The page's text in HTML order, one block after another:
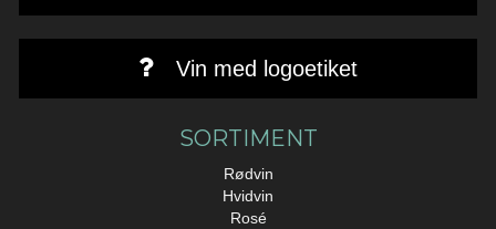
Vin med logoetiket
SORTIMENT
Rødvin
Hvidvin
Rosé